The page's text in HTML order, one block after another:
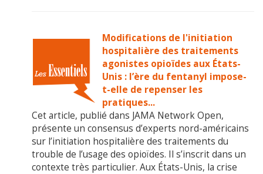
Modifications de l'initiation
hospitalière des traitements
agonistes opioïdes aux États-
Unis : l’ère du fentanyl impose-
t-elle de repenser les
pratiques...
Cet article, publié dans JAMA Network Open,
présente un consensus d’experts nord-américains
sur l’initiation hospitalière des traitements du
trouble de l’usage des opioïdes. Il s’inscrit dans un
contexte très particulier. Aux États-Unis, la crise